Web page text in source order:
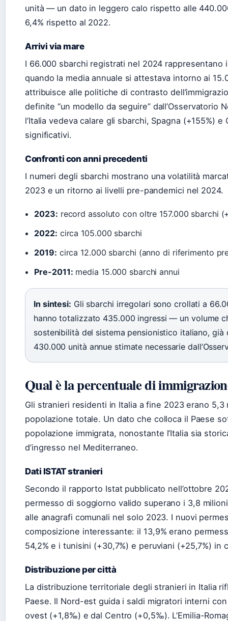
unità — un dato in leggero calo rispetto alle
6,4% rispetto al 2022.
Arrivi via mare
I 66.000 sbarchi registrati nel 2024 rappresentano
quando la media annuale si attestava intorno ai
attribuisce alle politiche di contrasto
definite “un modello da seguire” dall’Osservatorio
l’Italia vedeva calare gli sbarchi, Spagna (+155%)
significativi.
Confronti con anni precedenti
I numeri degli sbarchi mostrano una volatilità
2023 e un ritorno ai livelli pre-pandemici nel 2024.
2023: record assoluto con oltre 157.000 sbarchi
2022: circa 105.000 sbarchi
2019: circa 12.000 sbarchi (anno di riferimento
Pre-2011: media 15.000 sbarchi annui
In sintesi: Gli sbarchi irregolari sono crollati a
hanno totalizzato 435.000 ingressi — un volume
sostenibilità del sistema pensionistico italiano, già
430.000 unità annue stimate necessarie
Qual è la percentuale di
Gli stranieri residenti in Italia a fine 2023 erano 5,3
popolazione totale. Un dato che colloca il Paese
popolazione immigrata, nonostante l’Italia sia
d’ingresso nel Mediterraneo.
Dati ISTAT stranieri
Secondo il rapporto Istat pubblicato nell’ottobre
permesso di soggiorno valido superano i 3,8
alle anagrafi comunali nel solo 2023. I nuovi
composizione interessante: il 13,9% erano
54,2% e i tunisini (+30,7%) e peruviani (+25,7%) in
Distribuzione per città
La distribuzione territoriale degli stranieri in Italia
Paese. Il Nord-est guida i saldi migratori interni
ovest (+1,8‰) e dal Centro (+0,5‰). L’Emilia-